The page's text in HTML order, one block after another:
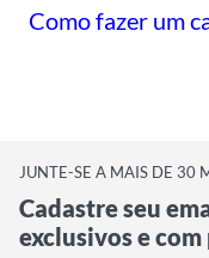
Como fazer um
JUNTE-SE A MAIS DE 30
Cadastre seu
exclusivos e